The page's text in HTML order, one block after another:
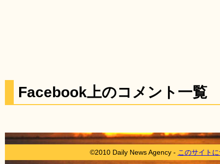
Facebook上のコメント一覧
©2010 Daily News Agency - このサイト